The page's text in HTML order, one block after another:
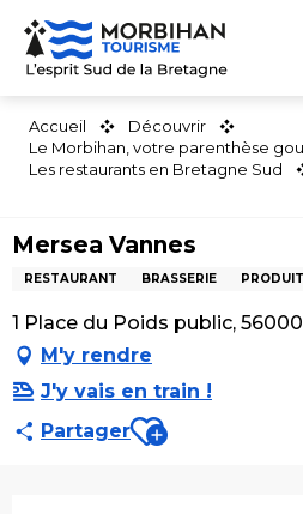
Aller
contenu
Accueil
Découvrir
Le Morbihan, votre parenthèse
Les restaurants en Bretagne Sud
Mersea Vannes
RESTAURANT BRASSERIE
1 Place du Poids public,
M'y rendre
J'y vais en train !
PartagerAjouter aux favoris